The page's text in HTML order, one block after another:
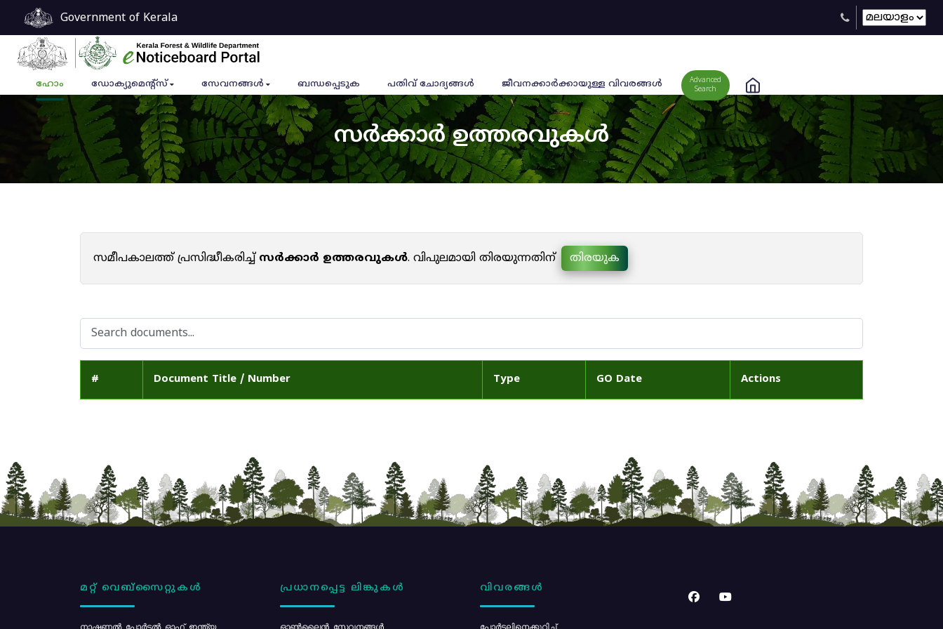
Government of Kerala
ഹോം ഡോക്യുമെൻ്റ്സ് സേവനങ്ങൾ ബന്ധപ്പെടുക പതിവ് ചോദ്യങ്ങൾ ജീവനക്കാര്‍ക്കായുള്ള വിവരങ്ങള്‍
Advanced
Search
സർക്കാർ ഉത്തരവുകൾ
സമീപകാലത്ത് പ്രസിദ്ധീകരിച്ച്സർക്കാർ ഉത്തരവുകൾ. വിപുലമായി തിരയുന്നതിന് തിരയുക
# Document Title / Number Type GO Date Actions
മറ്റ് വെബ്സൈറ്റുകൾ
നാഷണൽ പോർട്ടൽ ഓഫ് ഇന്ത്യ
പ്രധാനപ്പെട്ട ലിങ്കുകൾ
ഓൺലൈൻ സേവനങ്ങൾ
വിവരങ്ങൾ
പോര്‍ട്ടലിനെക്കുറിച്ച്